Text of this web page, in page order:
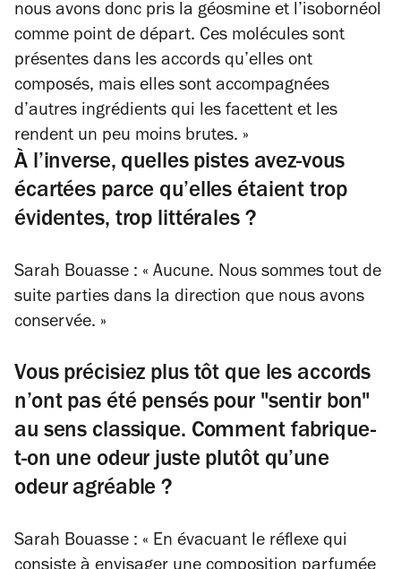
nous avons donc pris la géosmine et l’isobornéol
comme point de départ. Ces molécules sont
présentes dans les accords qu’elles ont
composés, mais elles sont accompagnées
d’autres ingrédients qui les facettent et les
rendent un peu moins brutes. »
À l’inverse, quelles pistes avez-vous
écartées parce qu’elles étaient trop
évidentes, trop littérales ?
Sarah Bouasse : « Aucune. Nous sommes tout de
suite parties dans la direction que nous avons
conservée. »
Vous précisiez plus tôt que les accords
n’ont pas été pensés pour "sentir bon"
au sens classique. Comment fabrique-
t-on une odeur juste plutôt qu’une
odeur agréable ?
Sarah Bouasse : « En évacuant le réflexe qui